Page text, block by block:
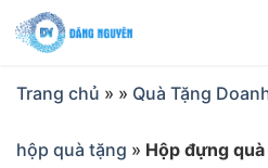
Skip
to
Trang chủ » » Quà Tặng
hộp quà tặng » Hộp đựng